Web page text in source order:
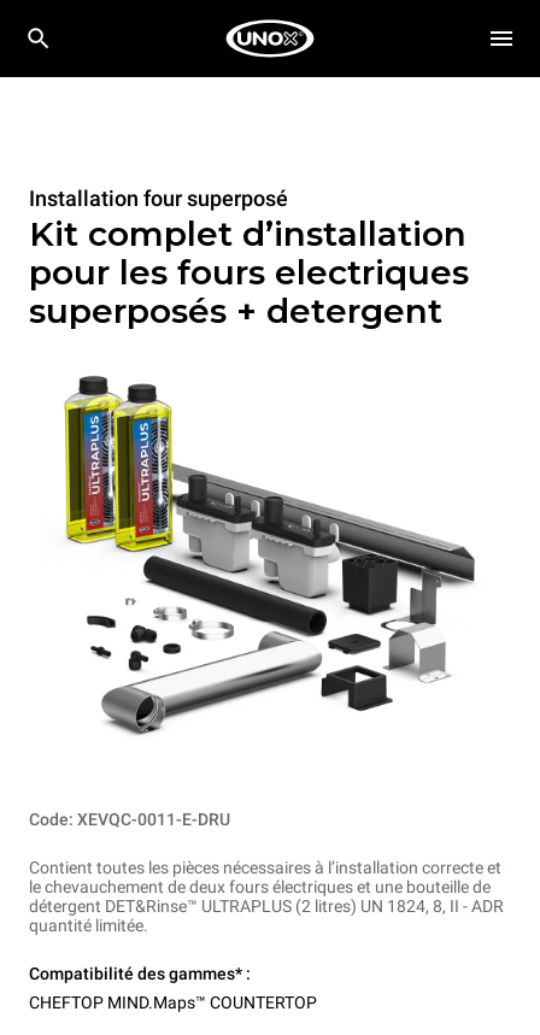
Installation four superposé
Kit complet d’installation
pour les fours electriques
superposés + detergent
Code: XEVQC-0011-E-DRU
Contient toutes les pièces nécessaires à l’installation correcte et
le chevauchement de deux fours électriques et une bouteille de
détergent DET&Rinse™ ULTRAPLUS (2 litres) UN 1824, 8, II - ADR
quantité limitée.
Compatibilité des gammes* :
CHEFTOP MIND.Maps™ COUNTERTOP